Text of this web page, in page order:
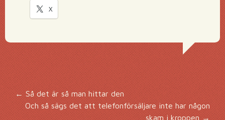
X
Inläggsnavigering
← Så det är så man hittar den
Och så sägs det att telefonförsäljare inte har någon
skam i kroppen →